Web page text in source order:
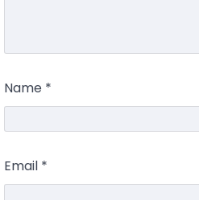
Name *
Email *